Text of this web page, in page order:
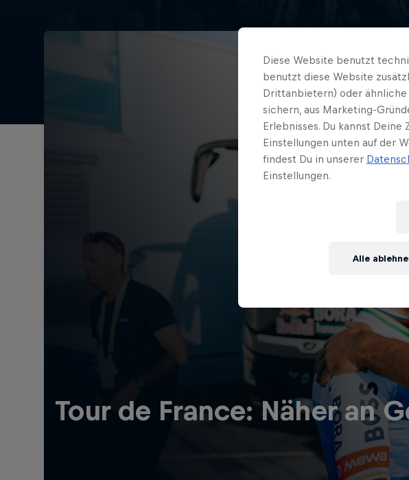
Tour de France: Näher an
Diese Website benutzt
benutzt diese Website
Drittanbietern) oder ähnliche
sichern, aus Marketing-
Erlebnisses. Du kannst
Einstellungen unten auf der
findest Du in unserer
Einstellungen.
Alle